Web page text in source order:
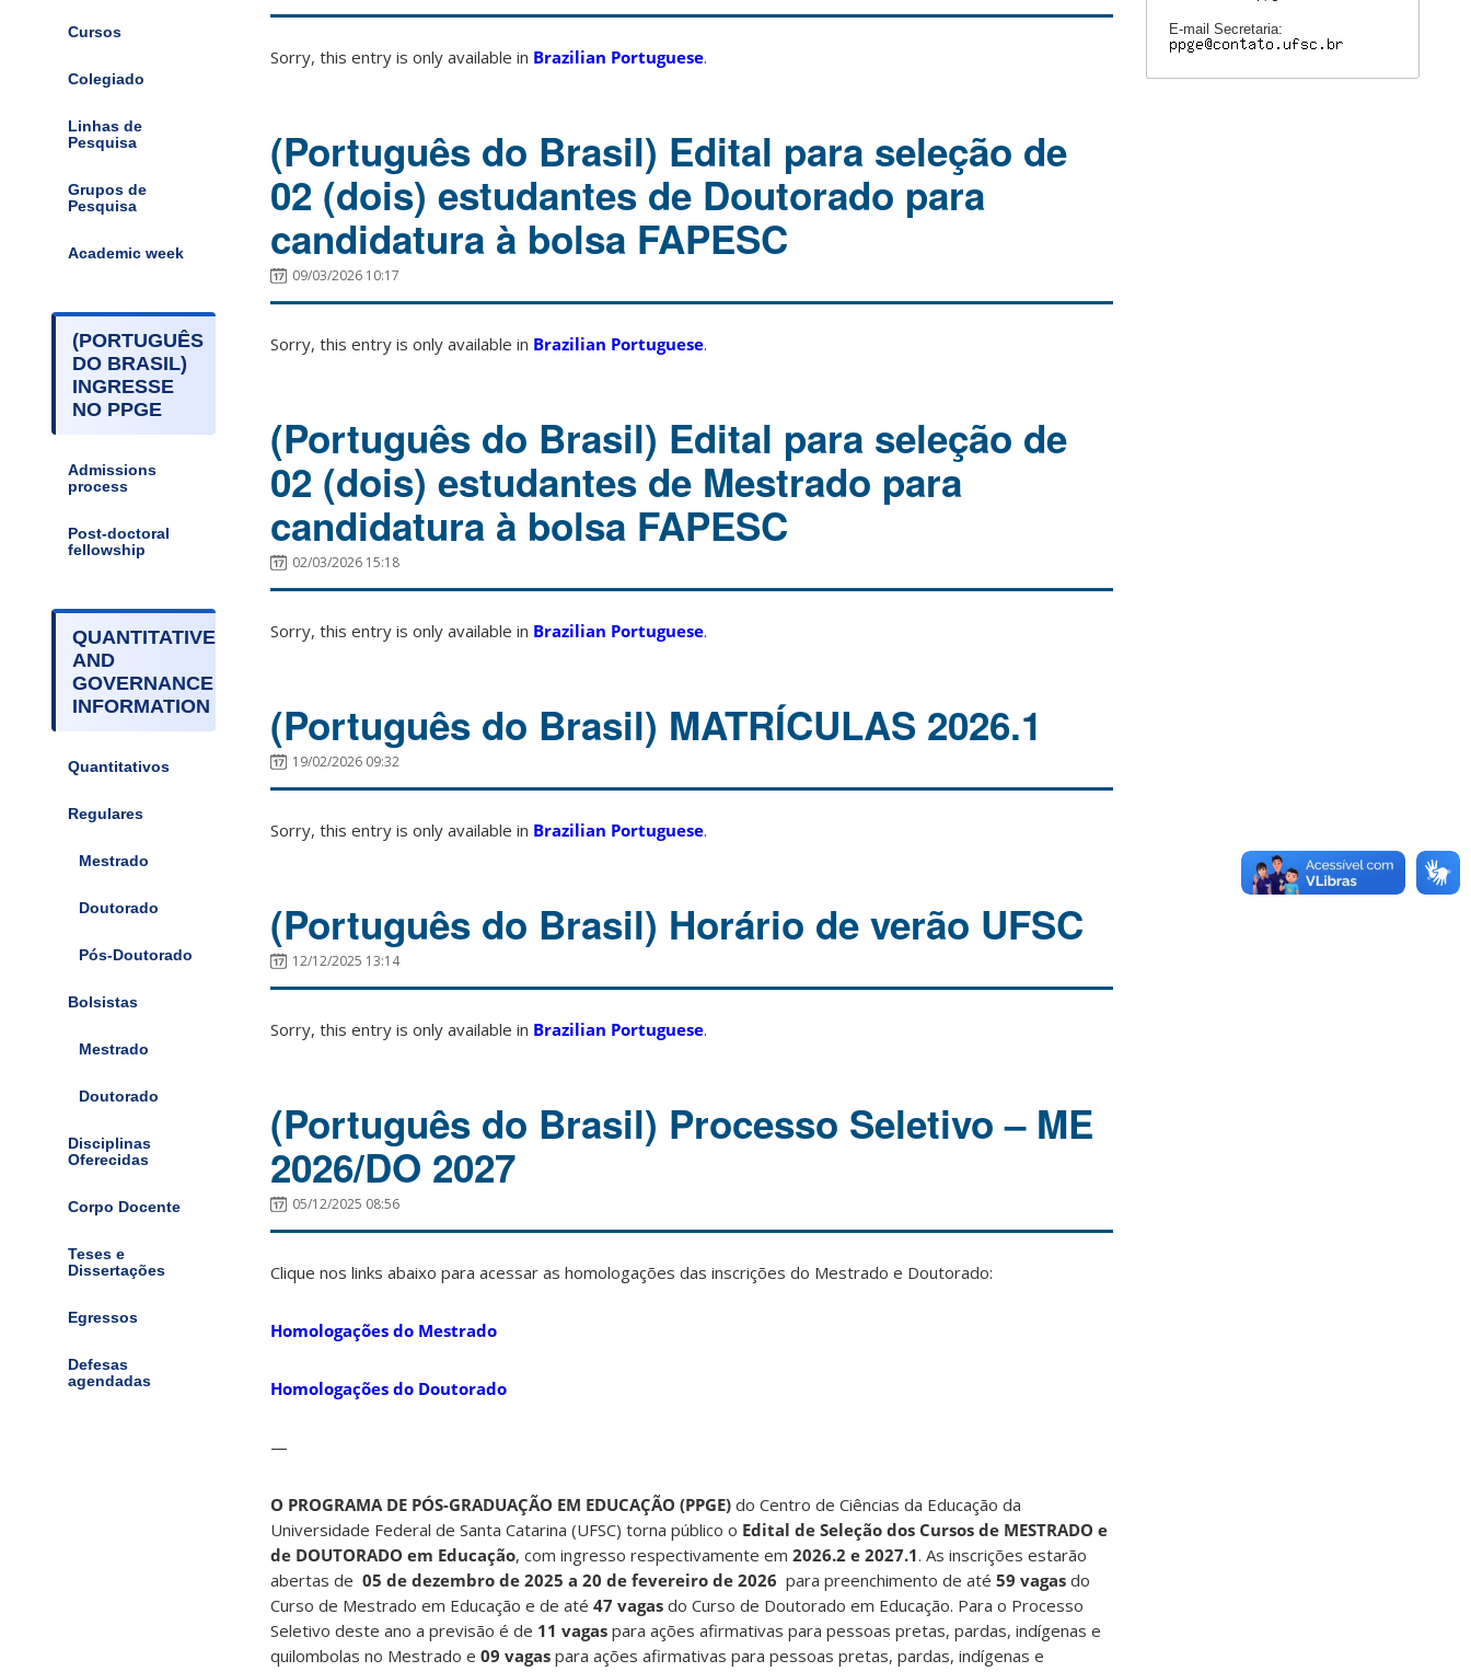
Cursos
Colegiado
Linhas de
Pesquisa
Grupos de
Pesquisa
Academic week
(PORTUGUÊS
DO BRASIL)
INGRESSE
NO PPGE
Admissions
process
Post-doctoral
fellowship
QUANTITATIVE
AND
GOVERNANCE
INFORMATION
Quantitativos
Regulares
Mestrado
Doutorado
Pós-Doutorado
Bolsistas
Mestrado
Doutorado
Disciplinas
Oferecidas
Corpo Docente
Teses e
Dissertações
Egressos
Defesas
agendadas
Sorry, this entry is only available in Brazilian Portuguese.
(Português do Brasil) Edital para seleção de
02 (dois) estudantes de Doutorado para
candidatura à bolsa FAPESC
09/03/2026 10:17
Sorry, this entry is only available in Brazilian Portuguese.
(Português do Brasil) Edital para seleção de
02 (dois) estudantes de Mestrado para
candidatura à bolsa FAPESC
02/03/2026 15:18
Sorry, this entry is only available in Brazilian Portuguese.
(Português do Brasil) MATRÍCULAS 2026.1
19/02/2026 09:32
Sorry, this entry is only available in Brazilian Portuguese.
(Português do Brasil) Horário de verão UFSC
12/12/2025 13:14
Sorry, this entry is only available in Brazilian Portuguese.
(Português do Brasil) Processo Seletivo – ME
2026/DO 2027
05/12/2025 08:56
Clique nos links abaixo para acessar as homologações das inscrições do Mestrado e Doutorado:
Homologações do Mestrado
Homologações do Doutorado
—
O PROGRAMA DE PÓS-GRADUAÇÃO EM EDUCAÇÃO (PPGE) do Centro de Ciências da Educação da
Universidade Federal de Santa Catarina (UFSC) torna público o Edital de Seleção dos Cursos de MESTRADO e
de DOUTORADO em Educação, com ingresso respectivamente em 2026.2 e 2027.1. As inscrições estarão
abertas de 05 de dezembro de 2025 a 20 de fevereiro de 2026 para preenchimento de até 59 vagas do
Curso de Mestrado em Educação e de até 47 vagas do Curso de Doutorado em Educação. Para o Processo
Seletivo deste ano a previsão é de 11 vagas para ações afirmativas para pessoas pretas, pardas, indígenas e
quilombolas no Mestrado e 09 vagas para ações afirmativas para pessoas pretas, pardas, indígenas e
E-mail Secretaria: